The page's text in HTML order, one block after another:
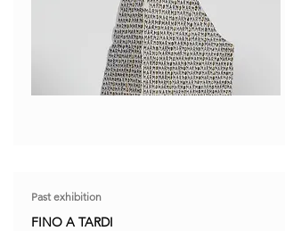
Past exhibition
FINO A TARDI